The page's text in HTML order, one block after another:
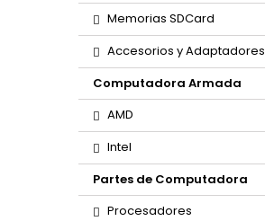
Memorias SDCard
Accesorios y Adaptadores
Computadora Armada
AMD
Intel
Partes de Computadora
Procesadores